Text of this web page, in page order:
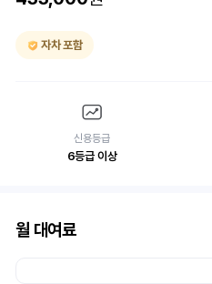
자차 포함
신용등급
6등급 이상
월 대여료